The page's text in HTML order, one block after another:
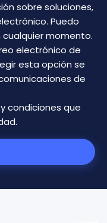
sobre soluciones,
Puedo
momento.
electrónico de
esta opción se
de
condiciones que
.